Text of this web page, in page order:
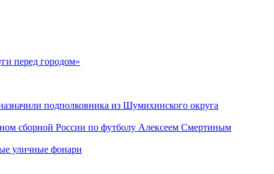
перед городом»
подполковника из Шумихинского округа
сборной России по футболу Алексеем Смертиным
уличные фонари